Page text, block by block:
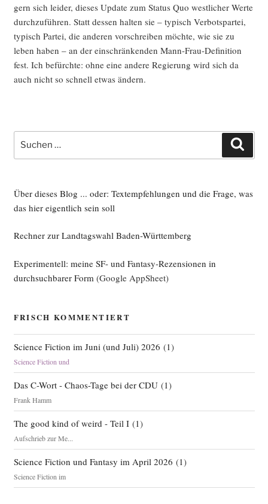
gern sich lei­der, die­ses Update zum Sta­tus Quo west­li­cher Wer­te
durch­zu­füh­ren. Statt des­sen hal­ten sie – typisch Ver­bots­par­tei,
typisch Par­tei, die ande­ren vor­schrei­ben möch­te, wie sie zu
leben haben – an der ein­schrän­ken­den Mann-Frau-Defi­ni­ti­on
fest. Ich befürch­te: ohne eine ande­re Regie­rung wird sich da
auch nicht so schnell etwas ändern.
Suche
nach:
Über dieses Blog ... oder: Textempfehlungen und die Frage, was
das hier eigentlich sein soll
Rechner zur Landtagswahl Baden-Württemberg
Experimentell: meine SF- und Fantasy-Rezensionen in
durchsuchbarer Form (Google AppSheet)
FRISCH KOMMENTIERT
Science Fiction im Juni (und Juli) 2026 (1)
Science Fiction und
Das C-Wort - Chaos-Tage bei der CDU(1)
Frank Hamm
The good kind of weird - Teil I(1)
Aufschrieb zur Me...
Science Fiction und Fantasy im April 2026 (1)
Science Fiction im